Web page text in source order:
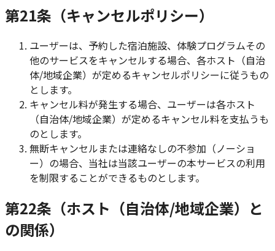
第21条（キャンセルポリシー）
ユーザーは、予約した宿泊施設、体験プログラムその
他のサービスをキャンセルする場合、各ホスト（自治
体/地域企業）が定めるキャンセルポリシーに従うもの
とします。
キャンセル料が発生する場合、ユーザーは各ホスト
（自治体/地域企業）が定めるキャンセル料を支払うも
のとします。
無断キャンセルまたは連絡なしの不参加（ノーショ
ー）の場合、当社は当該ユーザーの本サービスの利用
を制限することができるものとします。
第22条（ホスト（自治体/地域企業）と
の関係）